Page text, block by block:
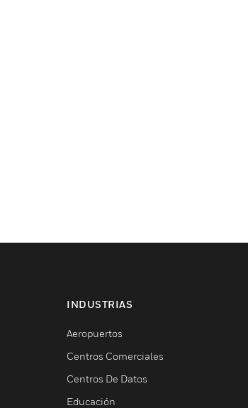
INDUSTRIAS
Aeropuertos
Centros Comerciales
Centros De Datos
Educación